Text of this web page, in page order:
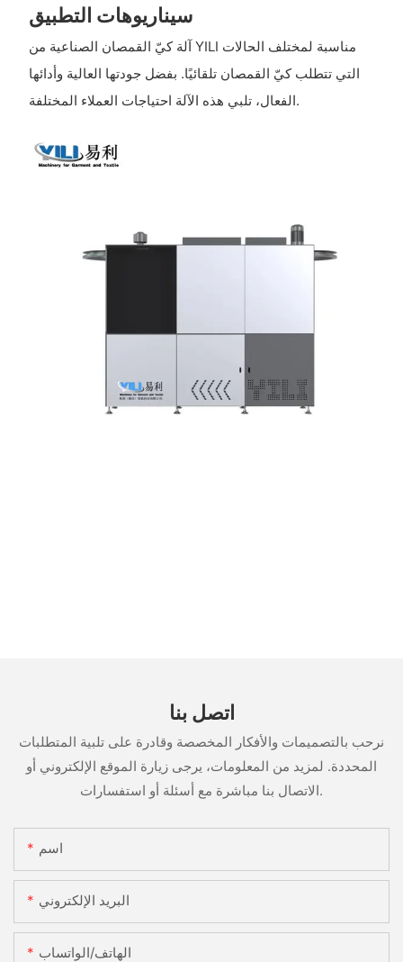
سيناريوهات التطبيق
آلة كيّ القمصان الصناعية من YILI مناسبة لمختلف الحالات
التي تتطلب كيّ القمصان تلقائيًا. بفضل جودتها العالية وأدائها
الفعال، تلبي هذه الآلة احتياجات العملاء المختلفة.
اتصل بنا
نرحب بالتصميمات والأفكار المخصصة وقادرة على تلبية المتطلبات
المحددة. لمزيد من المعلومات، يرجى زيارة الموقع الإلكتروني أو
الاتصال بنا مباشرة مع أسئلة أو استفسارات.
اسم
البريد الإلكتروني
الهاتف/الواتساب